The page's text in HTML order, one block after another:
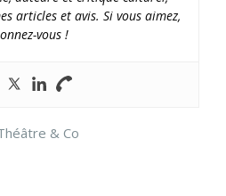
articles et avis. Si vous aimez,
vous !
& Co